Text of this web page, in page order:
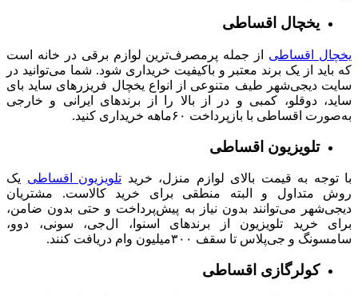
یخچال اقساطی
یخچال اقساطی
از جمله پرمصرف‌ترین لوازم برقی در خانه است
که باید از یک برند معتبر و باکیفیت خریداری شود. شما می‌توانید در
سایت دیجی‌شهر طیف متنوعی از انواع یخچال‌ فریزرهای ساید بای
ساید، دوقلو، کمبی و در از بالا را از برندهای ایرانی و خارجی
به‌صورت اقساطی با بازپرداخت ۶۰ماهه خریداری کنید.
تلویزیون اقساطی
با توجه به قیمت بالای لوازم منزل، خرید تلویزیون اقساطی یک
روش متداول و البته منطقی برای خرید کالاست. مشتریان
دیجی‌شهر می‌توانند بدون نیاز به پیش‌پرداخت و حتی بدون ضامن،
برای خرید تلویزیون از برندهای اسنوا، ال‌جی، سونی، دوو،
سامسونگ و جی‌پلاس تا سقف ۳۰۰میلیون وام دریافت کنند.
کولرگازی اقساطی